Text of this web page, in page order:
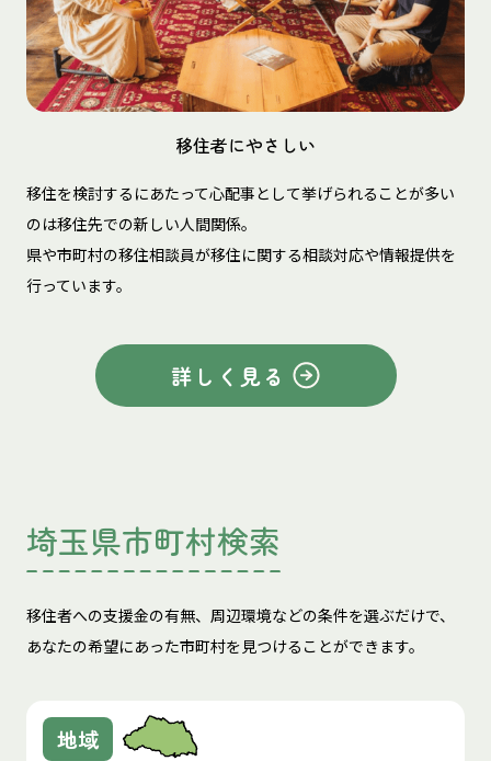
移住者にやさしい
移住を検討するにあたって心配事として挙げられることが多い
のは移住先での新しい人間関係。
県や市町村の移住相談員が移住に関する相談対応や情報提供を
行っています。
詳しく見る
埼玉県市町村検索
移住者への支援金の有無、周辺環境などの条件を選ぶだけで、
あなたの希望にあった市町村を見つけることができます。
地域